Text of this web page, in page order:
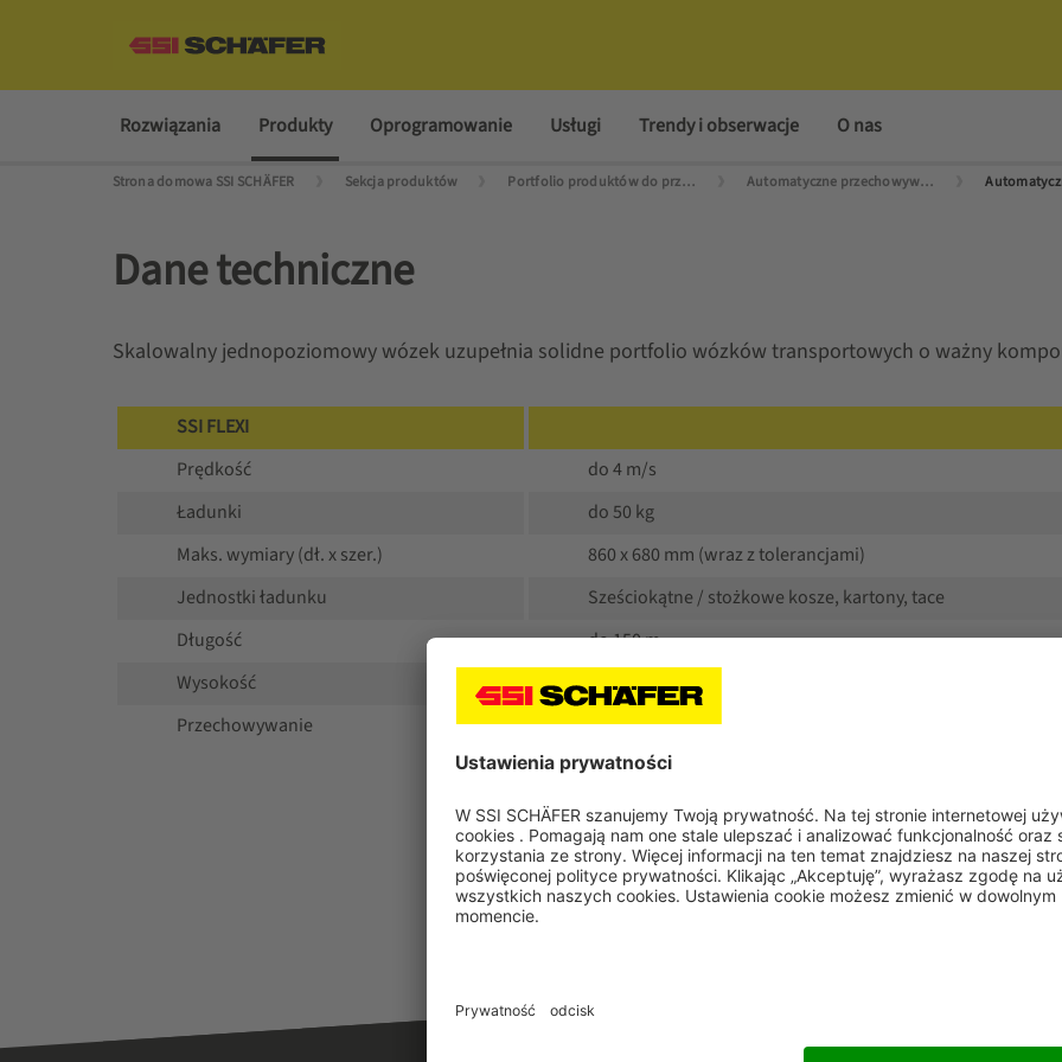
Rozwiązania Produkty Oprogramowanie Usługi Trendy i obserwacje O nas
Strona domowa SSI SCHÄFER Sekcja produktów Portfolio produktów do przechowywania Automatyczne przechowywanie
Dane techniczne
Skalowalny jednopoziomowy wózek uzupełnia solidne portfolio wózków transportowych o ważny
SSI FLEXI
Prędkość
do 4 m/s
Ładunki
do 50 kg
Maks. wymiary (dł. x szer.)
860 x 680 mm (wraz z tolerancjami)
Jednostki ładunku
Sześciokątne / stożkowe kosze, kartony, tace
Długość
do 150 m
Wysokość
do 30 m
Przechowywanie
na jednej, dwóch lub kilku głębokościach